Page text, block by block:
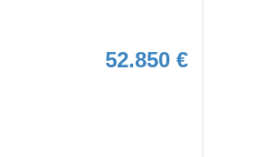
52.850 €